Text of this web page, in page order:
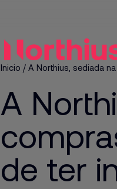
Inicio / A Northius, sediada
A
de ter